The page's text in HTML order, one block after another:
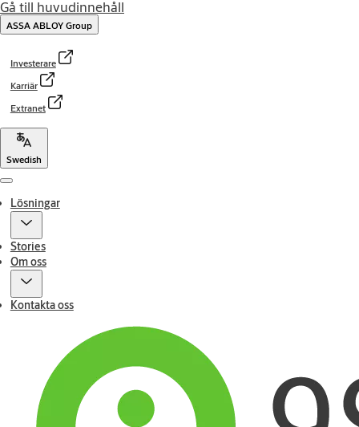
Gå till huvudinnehåll
ASSA ABLOY Group
Investerare
Karriär
Extranet
Swedish
Menu
Lösningar
Stories
Om oss
Kontakta oss